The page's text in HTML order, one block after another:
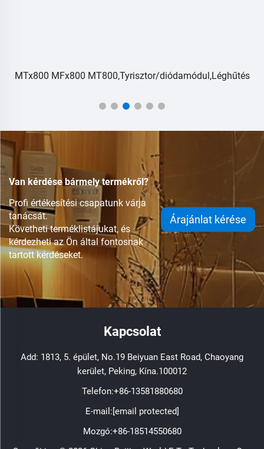
MTx800 MFx800 MT800,Tyrisztor/diódamódul,Léghűtés
Van kérdése bármely termékről?
Profi értékesítési csapatunk várja
tanácsát.
Követheti terméklistájukat, és
kérdezheti az Ön által fontosnak
tartott kérdéseket.
Árajánlat kérése
Kapcsolat
Add: 1813, 5. épület, No.19 Beiyuan East Road, Chaoyang
kerület, Peking, Kína.100012
Telefon:+86-13581880680
E-mail:[email protected]
Mozgó:+86-18514550680